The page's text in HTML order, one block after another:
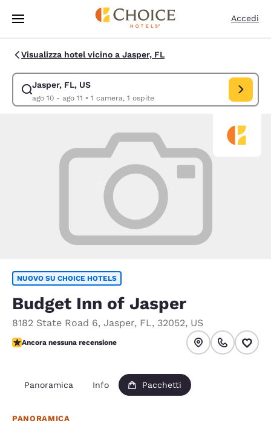
Vai A Contenuto Principale
Accedi
Visualizza hotel vicino a Jasper, FL
Jasper, FL, US
ago 10 - ago 11 • 1 camera, 1 ospite
Modifica la ricerca per Jasper, FL, US. Data di check-in ago 10, data di
NUOVO SU CHOICE HOTELS
Budget Inn of Jasper
8182 State Road 6, Jasper, FL, 32052, US
Ancora nessuna recensione
Ancora nessuna recensione
Panoramica Info Pacchetti
PANORAMICA